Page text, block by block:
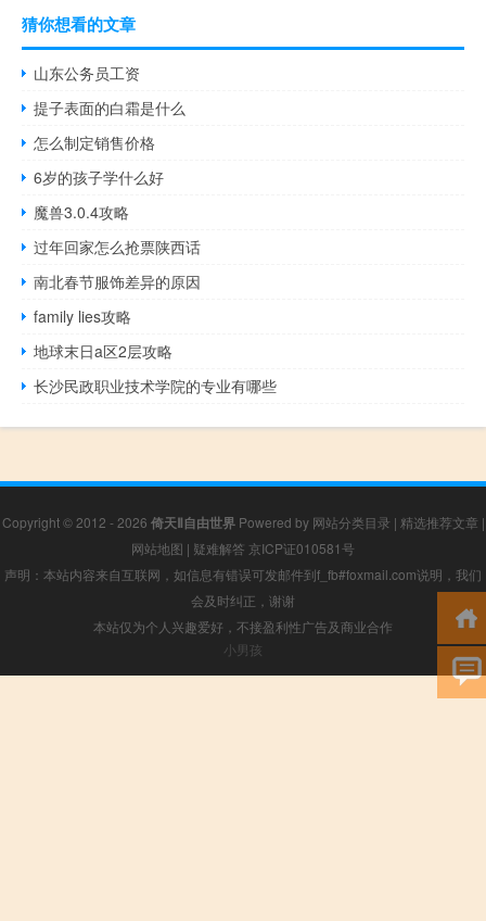
猜你想看的文章
山东公务员工资
提子表面的白霜是什么
怎么制定销售价格
6岁的孩子学什么好
魔兽3.0.4攻略
过年回家怎么抢票陕西话
南北春节服饰差异的原因
family lies攻略
地球末日a区2层攻略
长沙民政职业技术学院的专业有哪些
Copyright © 2012 - 2026 倚天Ⅱ自由世界Powered by 网站分类目录 | 精选推荐文章 |
网站地图 | 疑难解答 京ICP证010581号
声明：本站内容来自互联网，如信息有错误可发邮件到f_fb#foxmail.com说明，我们
会及时纠正，谢谢
本站仅为个人兴趣爱好，不接盈利性广告及商业合作
小男孩